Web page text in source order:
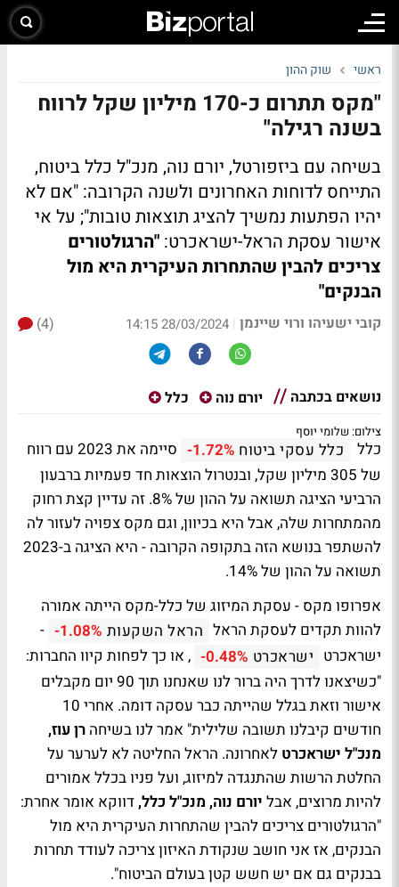
ראשי שוק ההון
"מקס תתרום כ-170 מיליון שקל לרווח
בשנה רגילה"
בשיחה עם ביזפורטל, יורם נוה, מנכ"ל כלל ביטוח,
התייחס לדוחות האחרונים ולשנה הקרובה: "אם לא
יהיו הפתעות נמשיך להציג תוצאות טובות"; על אי
אישור עסקת הראל-ישראכרט: "הרגולטורים
צריכים להבין שהתחרות העיקרית היא מול
הבנקים"
קובי ישעיהו ורוי שיינמן |
28/03/2024 14:15
(4)
נושאים בכתבה יורם נוה כלל
צילום: שלומי יוסף
כלל כלל עסקי ביטוח -1.72%
סיימה את 2023 עם רווח
של 305 מיליון שקל, ובנטרול הוצאות חד פעמיות ברבעון
הרביעי הציגה תשואה על ההון של 8%. זה עדיין קצת רחוק
מהמתחרות שלה, אבל היא בכיוון, וגם מקס צפויה לעזור לה
להשתפר בנושא הזה בתקופה הקרובה - היא הציגה ב-2023
תשואה על ההון של 14%.
אפרופו מקס - עסקת המיזוג של כלל-מקס הייתה אמורה
להוות תקדים לעסקת הראל הראל השקעות -1.08%
-
ישראכרט ישראכרט -0.48% , או כך לפחות קיוו החברות:
"כשיצאנו לדרך היה ברור לנו שאנחנו תוך 90 יום מקבלים
אישור וזאת בגלל שהייתה כבר עסקה דומה. אחרי 10
חודשים קיבלנו תשובה שלילית" אמר לנו בשיחה רן עוז,
מנכ"ל ישראכרט לאחרונה. הראל החליטה לא לערער על
החלטת הרשות שהתנגדה למיזוג, ועל פניו בכלל אמורים
להיות מרוצים, אבל יורם נוה, מנכ"ל כלל,דווקא אומר אחרת:
"הרגולטורים צריכים להבין שהתחרות העיקרית היא מול
הבנקים, אז אני חושב שנקודת האיזון צריכה לעודד תחרות
בבנקים גם אם יש חשש קטן בעולם הביטוח".